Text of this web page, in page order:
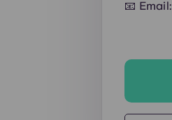
📧 Email: